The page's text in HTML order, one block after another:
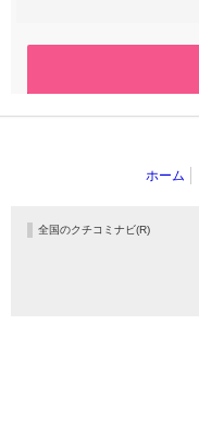
ホーム
全国のクチコミナビ(R)